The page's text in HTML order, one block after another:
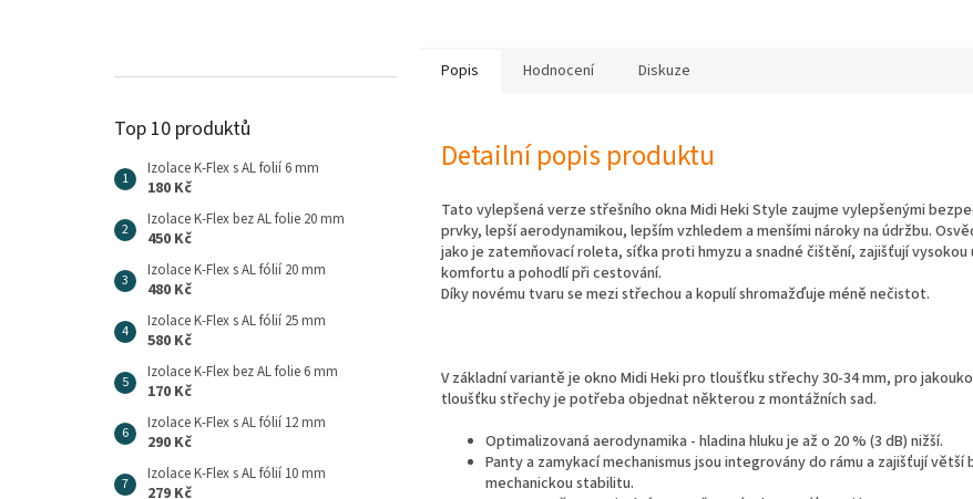
Top 10 produktů
Izolace K-Flex s AL folií 6 mm
180 Kč
Izolace K-Flex bez AL folie 20 mm
450 Kč
Izolace K-Flex s AL fólií 20 mm
480 Kč
Izolace K-Flex s AL fólií 25 mm
580 Kč
Izolace K-Flex bez AL folie 6 mm
170 Kč
Izolace K-Flex s AL fólií 12 mm
290 Kč
Izolace K-Flex s AL fólií 10 mm
279 Kč
Popis Hodnocení Diskuze
Detailní popis produktu
Tato vylepšená verze střešního okna Midi Heki Style zaujme vylepšenými
prvky, lepší aerodynamikou, lepším vzhledem a menšími nároky na údržbu.
jako je zatemňovací roleta, síťka proti hmyzu a snadné čištění, zajišťují vysokou
komfortu a pohodlí při cestování.
Díky novému tvaru se mezi střechou a kopulí shromažďuje méně nečistot.
V základní variantě je okno Midi Heki pro tloušťku střechy 30-34 mm, pro
tloušťku střechy je potřeba objednat některou z montážních sad.
Optimalizovaná aerodynamika - hladina hluku je až o 20 % (3 dB) nižší.
Panty a zamykací mechanismus jsou integrovány do rámu a zajišťují větší
mechanickou stabilitu.